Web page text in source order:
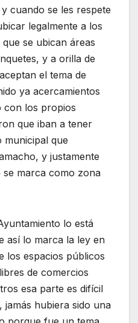
cuando se les respete
legalmente a los
se ubican áreas
y a orilla de
el tema de
ya acercamientos
con los propios
que iban a tener
municipal que
y justamente
marca como zona
lo está
así lo marca la ley en
los espacios públicos
de comercios
esa parte es difícil
hubiera sido una